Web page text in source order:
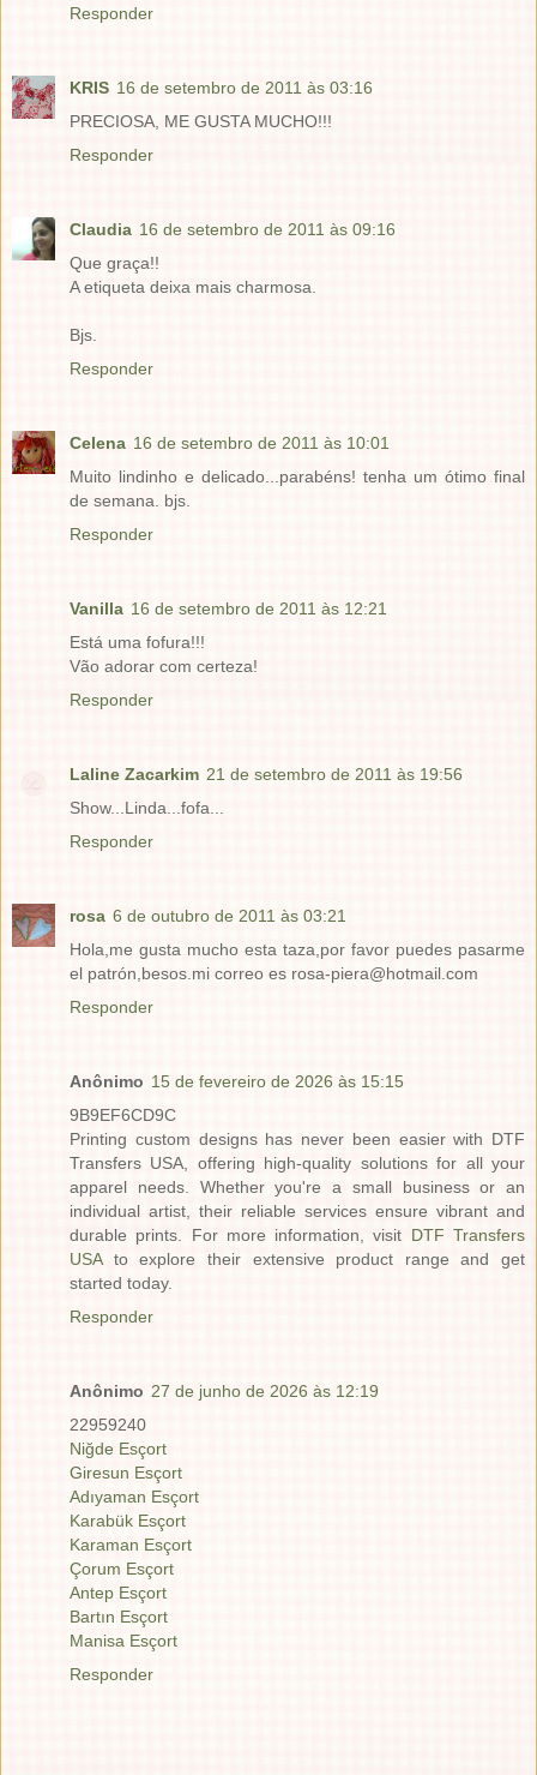
Responder
KRIS 16 de setembro de 2011 às 03:16
PRECIOSA, ME GUSTA MUCHO!!!
Responder
Claudia 16 de setembro de 2011 às 09:16
Que graça!!
A etiqueta deixa mais charmosa.
Bjs.
Responder
Celena 16 de setembro de 2011 às 10:01
Muito lindinho e delicado...parabéns! tenha um ótimo final
de semana. bjs.
Responder
Vanilla 16 de setembro de 2011 às 12:21
Está uma fofura!!!
Vão adorar com certeza!
Responder
Laline Zacarkim 21 de setembro de 2011 às 19:56
Show...Linda...fofa...
Responder
rosa 6 de outubro de 2011 às 03:21
Hola,me gusta mucho esta taza,por favor puedes pasarme
el patrón,besos.mi correo es rosa-piera@hotmail.com
Responder
Anônimo 15 de fevereiro de 2026 às 15:15
9B9EF6CD9C
Printing custom designs has never been easier with DTF
Transfers USA, offering high-quality solutions for all your
apparel needs. Whether you're a small business or an
individual artist, their reliable services ensure vibrant and
durable prints. For more information, visit DTF Transfers
USAto explore their extensive product range and get
started today.
Responder
Anônimo 27 de junho de 2026 às 12:19
22959240
Niğde Esçort
Giresun Esçort
Adıyaman Esçort
Karabük Esçort
Karaman Esçort
Çorum Esçort
Antep Esçort
Bartın Esçort
Manisa Esçort
Responder